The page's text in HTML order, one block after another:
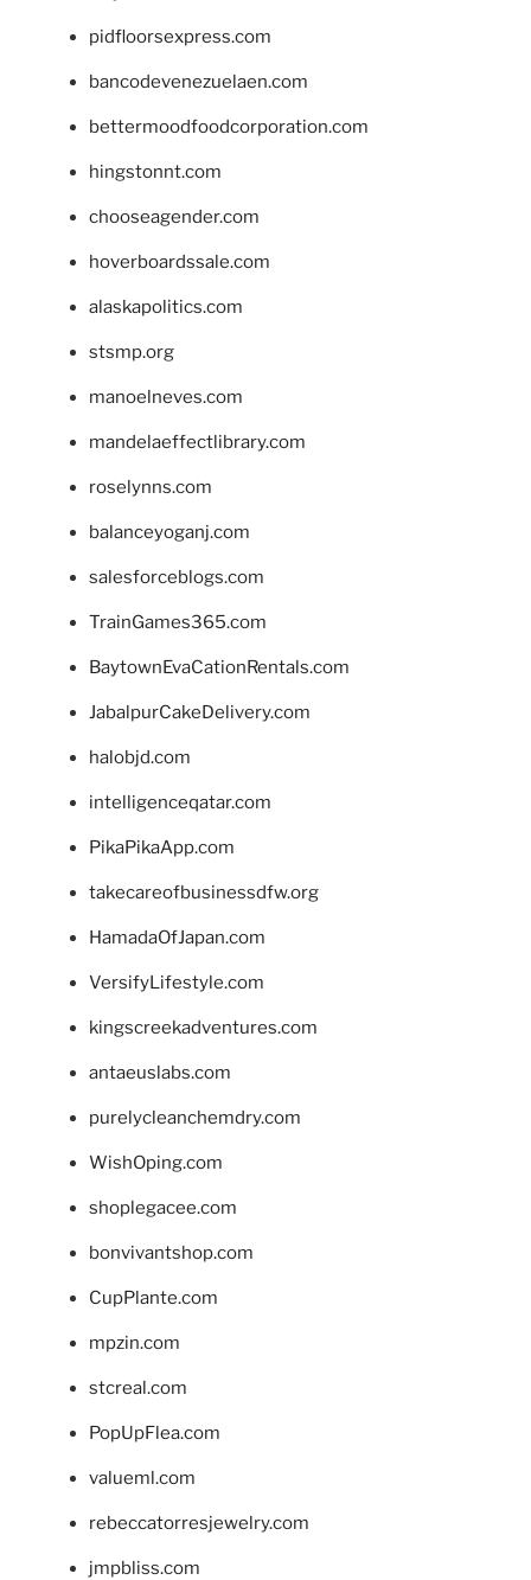
pidfloorsexpress.com
bancodevenezuelaen.com
bettermoodfoodcorporation.com
hingstonnt.com
chooseagender.com
hoverboardssale.com
alaskapolitics.com
stsmp.org
manoelneves.com
mandelaeffectlibrary.com
roselynns.com
balanceyoganj.com
salesforceblogs.com
TrainGames365.com
BaytownEvaCationRentals.com
JabalpurCakeDelivery.com
halobjd.com
intelligenceqatar.com
PikaPikaApp.com
takecareofbusinessdfw.org
HamadaOfJapan.com
VersifyLifestyle.com
kingscreekadventures.com
antaeuslabs.com
purelycleanchemdry.com
WishOping.com
shoplegacee.com
bonvivantshop.com
CupPlante.com
mpzin.com
stcreal.com
PopUpFlea.com
valueml.com
rebeccatorresjewelry.com
jmpbliss.com